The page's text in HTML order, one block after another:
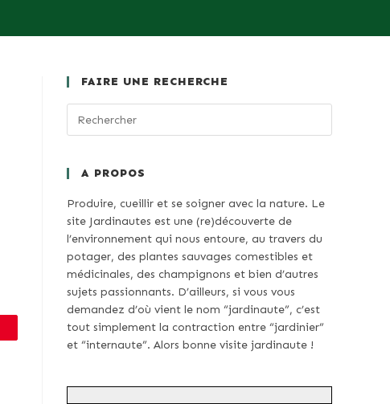
FAIRE UNE RECHERCHE
A PROPOS
Produire, cueillir et se soigner avec la nature. Le
site Jardinautes est une (re)découverte de
l’environnement qui nous entoure, au travers du
potager, des plantes sauvages comestibles et
médicinales, des champignons et bien d’autres
sujets passionnants. D’ailleurs, si vous vous
demandez d’où vient le nom “jardinaute”, c’est
tout simplement la contraction entre “jardinier”
et “internaute”. Alors bonne visite jardinaute !